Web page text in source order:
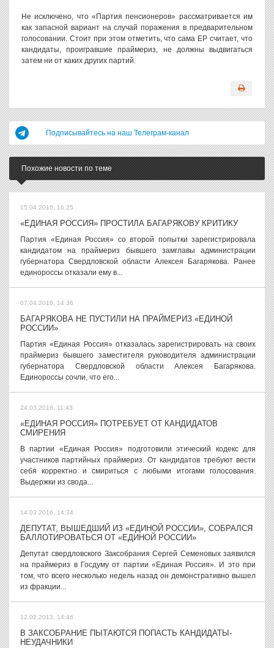
Не исключено, что «Партия пенсионеров» рассматривается им
как запасной вариант на случай поражения в предварительном
голосовании. Стоит при этом отметить, что сама ЕР считает, что
кандидаты, проигравшие праймериз, не должны выдвигаться
затем ни от каких других партий.
Подписывайтесь на наш Телеграм-канал
Похожие новости по теме
15.04.2016, 16:25
«ЕДИНАЯ РОССИЯ» ПРОСТИЛА БАГАРЯКОВУ КРИТИКУ
Партия «Единая Россия» со второй попытки зарегистрировала
кандидатом на праймериз бывшего замглавы администрации
губернатора Свердловской области Алексея Багарякова. Ранее
единороссы отказали ему в...
07.04.2016, 14:36
БАГАРЯКОВА НЕ ПУСТИЛИ НА ПРАЙМЕРИЗ «ЕДИНОЙ
РОССИИ»
Партия «Единая Россия» отказалась зарегистрировать на своих
праймериз бывшего заместителя руководителя администрации
губернатора Свердловской области Алексея Багарякова.
Единороссы сочли, что его...
24.03.2016, 11:43
«ЕДИНАЯ РОССИЯ» ПОТРЕБУЕТ ОТ КАНДИДАТОВ
СМИРЕНИЯ
В партии «Единая Россия» подготовили этический кодекс для
участников партийных праймериз. От кандидатов требуют вести
себя корректно и смириться с любыми итогами голосования.
Выдержки из свода...
14.03.2016, 14:34
ДЕПУТАТ, ВЫШЕДШИЙ ИЗ «ЕДИНОЙ РОССИИ», СОБРАЛСЯ
БАЛЛОТИРОВАТЬСЯ ОТ «ЕДИНОЙ РОССИИ»
Депутат свердловского Заксобрания Сергей Семеновых заявился
на праймериз в Госдуму от партии «Единая Россия». И это при
том, что всего несколько недель назад он демонстративно вышел
из фракции...
12.02.2013, 14:46
В ЗАКСОБРАНИЕ ПЫТАЮТСЯ ПОПАСТЬ КАНДИДАТЫ-
НЕУДАЧНИКИ